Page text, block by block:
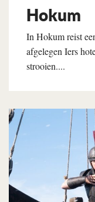
Hokum
In Hokum reist
afgelegen Iers
strooien....
Lees verder